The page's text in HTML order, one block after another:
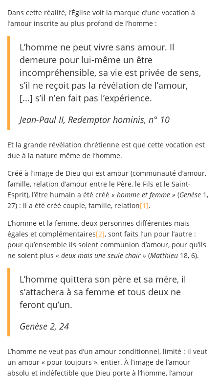
Dans cette réalité, l’Église voit la marque d’une vocation à
l’amour inscrite au plus profond de l’homme :
L’homme ne peut vivre sans amour. Il
demeure pour lui-même un être
incompréhensible, sa vie est privée de sens,
s’il ne reçoit pas la révélation de l’amour,
[...] s’il n’en fait pas l’expérience.
Jean-Paul II, Redemptor hominis, n° 10
Et la grande révélation chrétienne est que cette vocation est
due à la nature même de l’homme.
Créé à l’image de Dieu qui est amour (communauté d’amour,
famille, relation d’amour entre le Père, le Fils et le Saint-
Esprit), l’être humain a été créé « homme et femme » (Genèse 1,
27) : il a été créé couple, famille, relation[1].
L’homme et la femme, deux personnes différentes mais
égales et complémentaires[2], sont faits l’un pour l’autre :
pour qu’ensemble ils soient communion d’amour, pour qu’ils
ne soient plus « deux mais une seule chair » (Matthieu 18, 6).
L’homme quittera son père et sa mère, il
s’attachera à sa femme et tous deux ne
feront qu’un.
Genèse 2, 24
L’homme ne veut pas d’un amour conditionnel, limité : il veut
un amour « pour toujours », entier. À l’image de l’amour
absolu et indéfectible que Dieu porte à l’homme, l’amour